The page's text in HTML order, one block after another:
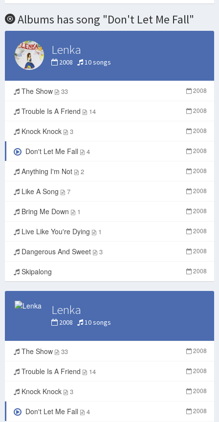
Albums has song "Don't Let Me Fall"
Lenka
2008 10 songs
The Show 33 2008
Trouble Is A Friend 14 2008
Knock Knock 3 2008
Don't Let Me Fall 4 2008
Anything I'm Not 2 2008
Like A Song 7 2008
Bring Me Down 1 2008
Live Like You're Dying 1 2008
Dangerous And Sweet 3 2008
Skipalong 2008
Lenka
2008 10 songs
The Show 33 2008
Trouble Is A Friend 14 2008
Knock Knock 3 2008
Don't Let Me Fall 4 2008